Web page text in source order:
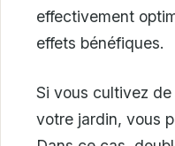
effectivement
effets bénéfiques.
Si vous cultivez
votre jardin, vous